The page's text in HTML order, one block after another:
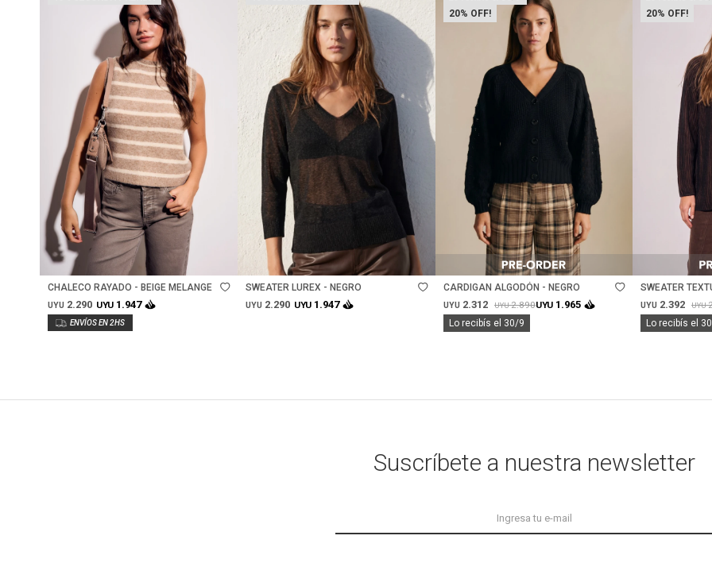
Talle
CHALECO RAYADO - BEIGE MELANGE
UYU 2.290 UYU 1.947
Talle
SWEATER LUREX - NEGRO
UYU 2.290 UYU 1.947
20
Talle
CARDIGAN ALGODÓN - NEGRO
UYU 2.312 UYU2.890UYU 1.965
Lo recibís el 30/9
20
Talle
SWEATER
UYU 2.392 UYU
Lo recibís el
Suscríbete a nuestra newsletter